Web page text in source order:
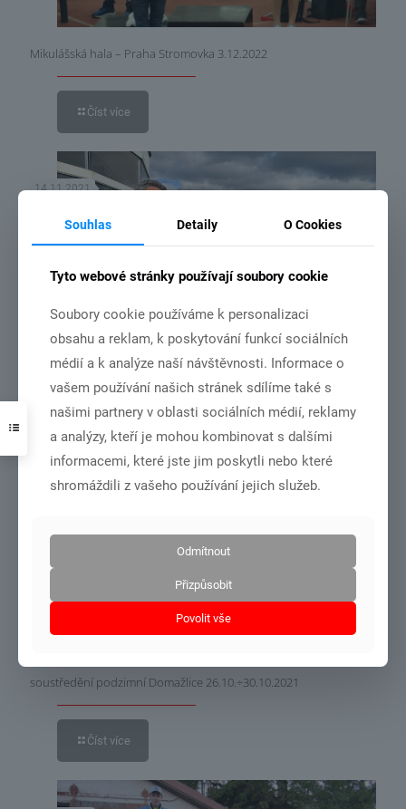
Mikulášská hala – Praha Stromovka 3.12.2022
Číst více
14.11.2021
MČR družstev v roce 2022 bude v Chebu.
Číst více
soustředění podzimní Domažlice 26.10.÷30.10.2021
Číst více
Souhlas Detaily O Cookies
Tyto webové stránky používají soubory cookie
Soubory cookie používáme k personalizaci
obsahu a reklam, k poskytování funkcí sociálních
médií a k analýze naší návštěvnosti. Informace o
vašem používání našich stránek sdílíme také s
našimi partnery v oblasti sociálních médií, reklamy
a analýzy, kteří je mohou kombinovat s dalšími
informacemi, které jste jim poskytli nebo které
shromáždili z vašeho používání jejich služeb.
Odmítnout
Přizpůsobit
Povolit vše